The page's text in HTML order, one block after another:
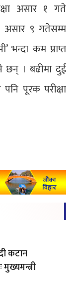
असार १ गते
असार ९ गतेसम्म
भन्दा कम प्राप्त
छन् । बढीमा दुई
पूरक परीक्षा
कटान